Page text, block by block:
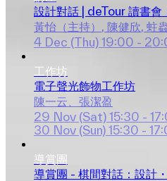
設計對話 | deTour 讀書會
黃怡（主持）
陳健欣 蛀
4 Dec (Thu) 19:00 -
工作坊
電子聲光飾物工作坊
陳一云、張潔盈
29 Nov (Sat) 15:30 -
30 Nov (Sun) 15:30 -
導賞團
導賞團 - 棋間對話：設計